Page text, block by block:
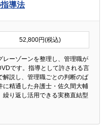
導法
52,800円(税込)
レーゾーンを整理し、管理職が
です。指導として許される言
解説し、管理職ごとの判断のば
に精通した弁護士・佐久間大輔
繰り返し活用できる実務直結型